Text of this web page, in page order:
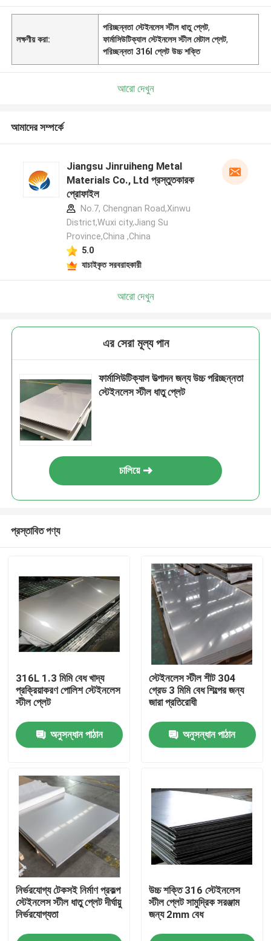
বাড়ি
পণ্য
আমাদের সম্পর্কে
লক্ষণীয় করা:
পরিচ্ছন্নতা স্টেইনলেস স্টীল ধাতু প্লেট,
ফার্মাসিউটিক্যাল স্টেইনলেস স্টীল মেটাল প্লেট,
পরিচ্ছন্নতা 316l প্লেট উচ্চ শক্তি
আরো দেখুন
আমাদের সম্পর্কে
Jiangsu Jinruiheng Metal
Materials Co., Ltd প্রস্তুতকারক
প্রোফাইল
No.7, Chengnan Road,Xinwu
District,Wuxi city,Jiang Su
Province,China ,China
5.0
যাচাইকৃত সরবরাহকারী
আরো দেখুন
এর সেরা মূল্য পান
ফার্মাসিউটিক্যাল উত্পাদন জন্য উচ্চ পরিচ্ছন্নতা
স্টেইনলেস স্টীল ধাতু প্লেট
চালিয়ে
প্রস্তাবিত পণ্য
316L 1.3 মিমি বেধ খাদ্য
প্রক্রিয়াকরণ পোলিশ স্টেইনলেস
স্টীল প্লেট
অনুসন্ধান পাঠান
স্টেইনলেস স্টীল শীট 304
গ্রেড 3 মিমি বেধ শিল্পের জন্য
জারা প্রতিরোধী
অনুসন্ধান পাঠান
নির্ভরযোগ্য টেকসই নির্মাণ প্রকল্প
স্টেইনলেস স্টীল ধাতু প্লেট দীর্ঘায়ু
নির্ভরযোগ্যতা
উচ্চ শক্তি 316 স্টেইনলেস
স্টীল প্লেট সামুদ্রিক সরঞ্জাম
জন্য 2mm বেধ